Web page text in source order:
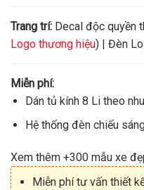
Trang trí: Decal độc quyền
Logo thương hiệu) | Đèn
Miễn phí:
Dán tủ kính 8 Li theo
Hệ thống đèn chiếu
Xem thêm +300 mẫu xe
Miễn phí tư vấn thiết